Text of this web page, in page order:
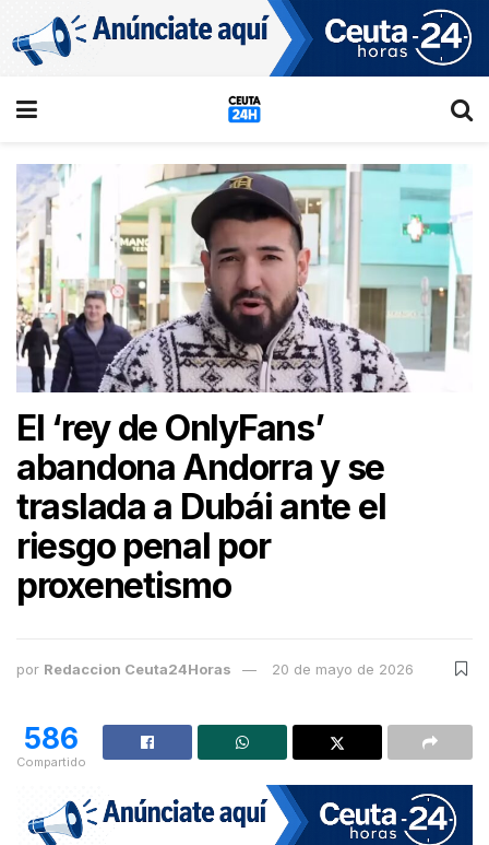
El ‘rey de OnlyFans’
abandona Andorra y se
traslada a Dubái ante el
riesgo penal por
proxenetismo
por Redaccion Ceuta24Horas 20 de mayo de 2026
586
Compartido